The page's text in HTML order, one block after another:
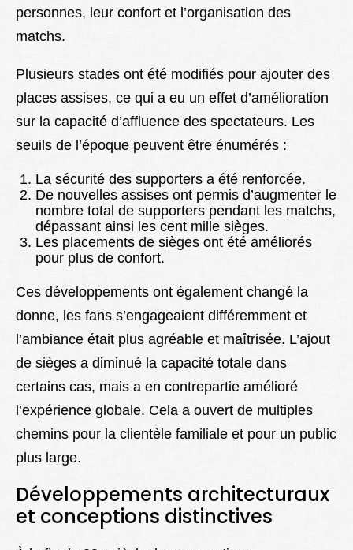
personnes, leur confort et l’organisation des
matchs.
Plusieurs stades ont été modifiés pour ajouter des
places assises, ce qui a eu un effet d’amélioration
sur la capacité d’affluence des spectateurs. Les
seuils de l’époque peuvent être énumérés :
La sécurité des supporters a été renforcée.
De nouvelles assises ont permis d’augmenter le
nombre total de supporters pendant les matchs,
dépassant ainsi les cent mille sièges.
Les placements de sièges ont été améliorés
pour plus de confort.
Ces développements ont également changé la
donne, les fans s’engageaient différemment et
l’ambiance était plus agréable et maîtrisée. L’ajout
de sièges a diminué la capacité totale dans
certains cas, mais a en contrepartie amélioré
l’expérience globale. Cela a ouvert de multiples
chemins pour la clientèle familiale et pour un public
plus large.
Développements architecturaux
et conceptions distinctives